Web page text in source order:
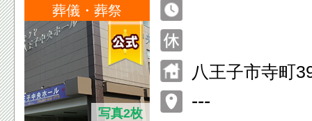
葬儀・葬祭
写真2枚
八王子市寺町
---